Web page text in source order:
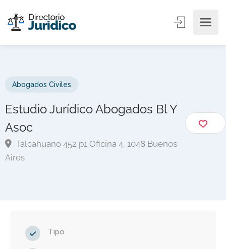
Abogados Civiles
Estudio Jurídico Abogados Bl Y
Asoc
Talcahuano 452 p1 Oficina 4, 1048 Buenos
Aires
Tipo